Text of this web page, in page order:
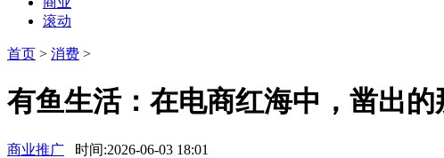
滚动
首页 > 消费 >
有鱼生活：在电商红海中，凿出的
商业推广 时间:2026-06-03 18:01